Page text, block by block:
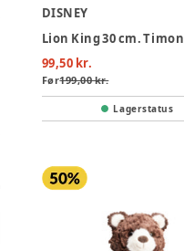
DISNEY
Lion King 30 cm. Timon
99,50 kr.
Før199,00 kr.
Lagerstatus